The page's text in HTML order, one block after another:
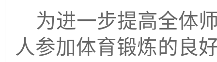
为进一步提高全体
人参加体育锻炼的良